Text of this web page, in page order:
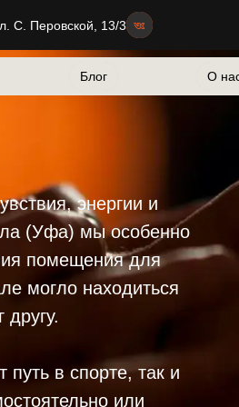
С. Перовской, 13/3
Блог
Блог О
О
Блог
Блог О нас
О нас
энергии и
(Уфа) мы особенно
помещения для
могло находиться
путь в спорте, так и
или